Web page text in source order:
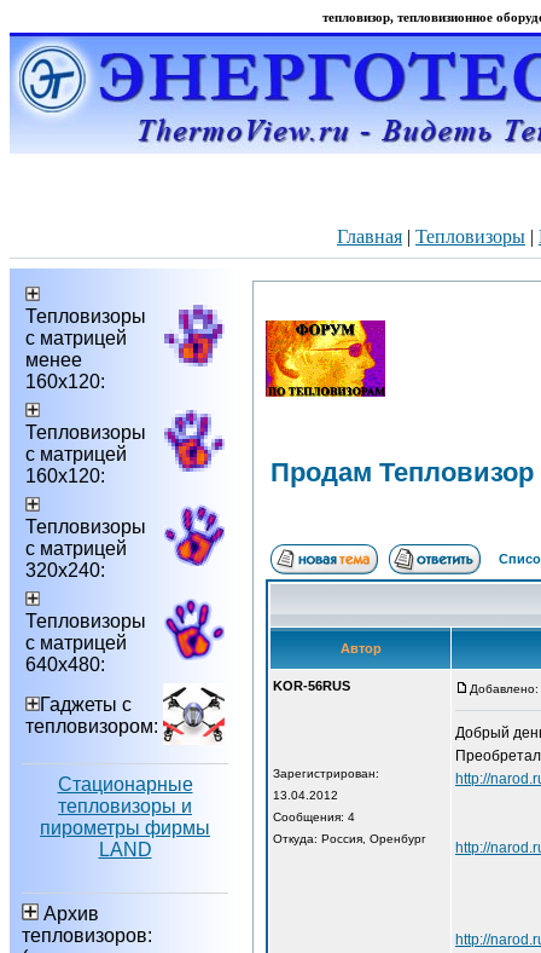
тепловизор, тепловизионное
Главная | Тепловизоры |
Тепловизоры
с матрицей
менее
160х120:
Тепловизоры
с матрицей
160х120:
Тепловизоры
с матрицей
320х240:
Тепловизоры
с матрицей
640х480:
Гаджеты с
тепловизором:
Стационарные
тепловизоры и
пирометры фирмы
LAND
Архив
тепловизоров:
Продам Тепловизор
Автор
KOR-56RUS
Зарегистрирован:
13.04.2012
Сообщения: 4
Откуда: Россия, Оренбург
Добрый
http://
http://
http://